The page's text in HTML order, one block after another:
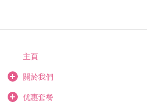
主頁
關於我們
优惠套餐